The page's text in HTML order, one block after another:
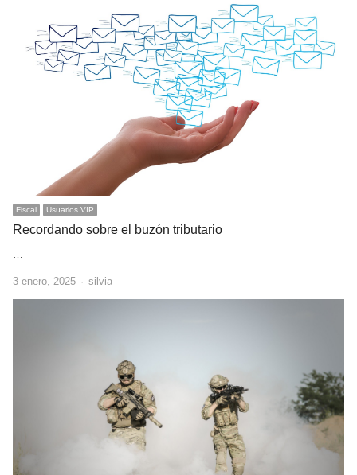
Fiscal Usuarios VIP
Recordando sobre el buzón tributario
…
3 enero, 2025 Author
silvia